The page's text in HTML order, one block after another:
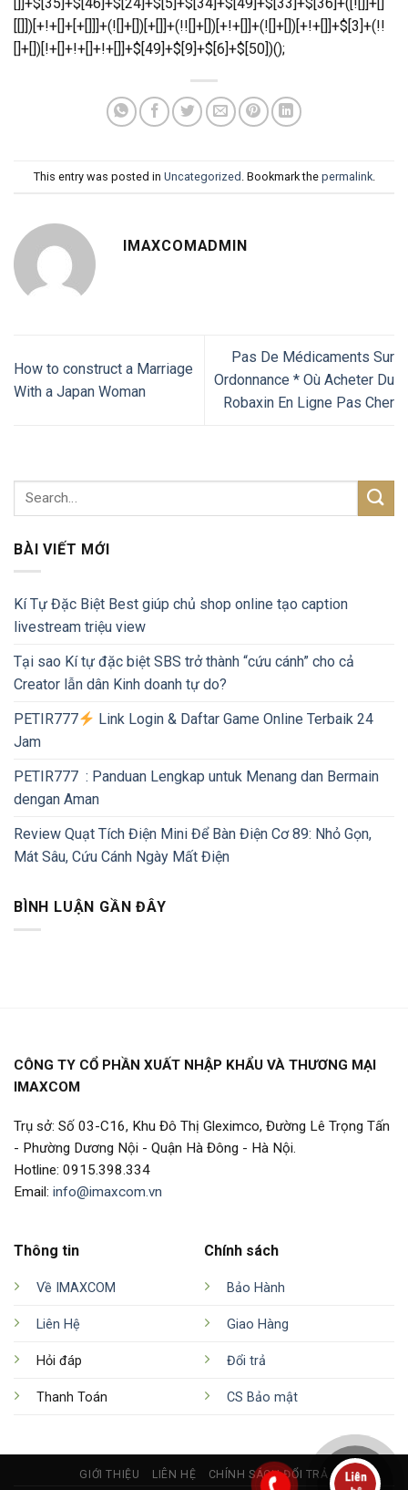
This entry was posted in Uncategorized . Bookmark the permalink.
IMAXCOMADMIN
How to construct a Marriage
With a Japan Woman
Pas De Médicaments Sur
Ordonnance * Où Acheter Du
Robaxin En Ligne Pas Cher
BÀI VIẾT MỚI
Kí Tự Đặc Biệt Best giúp chủ shop online tạo caption
livestream triệu view
Tại sao Kí tự đặc biệt SBS trở thành “cứu cánh” cho cả
Creator lẫn dân Kinh doanh tự do?
PETIR777
Link Login & Daftar Game Online Terbaik 24
Jam
PETIR777 : Panduan Lengkap untuk Menang dan Bermain
dengan Aman
Review Quạt Tích Điện Mini Để Bàn Điện Cơ 89: Nhỏ Gọn,
Mát Sâu, Cứu Cánh Ngày Mất Điện
BÌNH LUẬN GẦN ĐÂY
CÔNG TY CỔ PHẦN XUẤT NHẬP KHẨU VÀ THƯƠNG MẠI
IMAXCOM
Trụ sở: Số 03-C16, Khu Đô Thị Gleximco, Đường Lê Trọng Tấn
- Phường Dương Nội - Quận Hà Đông - Hà Nội.
Hotline: 0915.398.334
Email: info@imaxcom.vn
Thông tin
Về IMAXCOM
Liên Hệ
Hỏi đáp
Thanh Toán
Chính sách
Bảo Hành
Giao Hàng
Đổi trả
CS Bảo mật
GIỚI THIỆU LIÊN HỆ CHÍNH SÁCH ĐỔI TRẢ